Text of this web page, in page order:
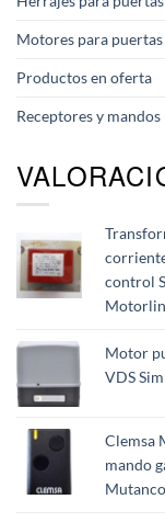
Motores para puertas
Productos en oferta
Receptores y mandos
control
Motor
VDS
Clemsa
mando